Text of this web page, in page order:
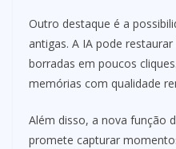
Outro destaque é a
antigas. A IA pode
borradas em poucos
memórias com qualidade
Além disso, a nova função
promete capturar